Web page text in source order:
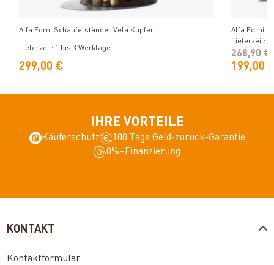
Produkt ansehen
Alfa Forni Schaufelständer Vela Kupfer
Lieferzeit: 1 bis 3 Werktage
299,00 €
Alfa Forni
Lieferzeit: 1
199,00
268,90 €
IHRE VORTEILE
Käuferschutz
100 Tage Geld-zurück-Garantie
0%–Finanzierung
KONTAKT
Kontaktformular